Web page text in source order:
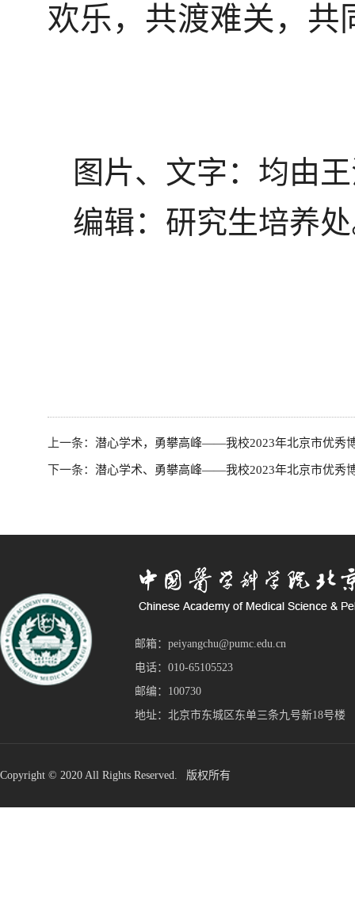
欢乐，共渡难关，共
图片、文字：均由
编辑：研究生培养
上一条： 潜心学术，勇攀高峰——我校2023年北京市优秀
下一条： 潜心学术、勇攀高峰——我校2023年北京市优秀
邮箱：peiyangchu@pumc.edu.cn
电话：010-65105523
邮编：100730
地址：北京市东城区东单三条九号新18号楼
Copyright © 2020 All Rights Reserved. 版权所有